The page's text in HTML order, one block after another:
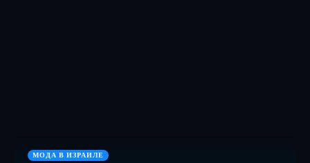
МОДА В ИЗРАИЛЕ